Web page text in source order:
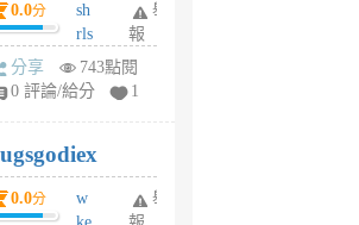
月
前
0.0分
sh
rls
k
m
6
個
月
舉
報
分享
743點閱
0 評論/給分
1
0.0分
w
舉